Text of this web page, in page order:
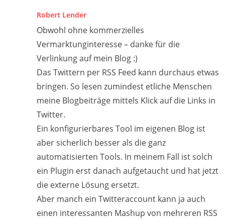
Robert Lender
Obwohl ohne kommerzielles
Vermarktunginteresse – danke für die
Verlinkung auf mein Blog :)
Das Twittern per RSS Feed kann durchaus etwas
bringen. So lesen zumindest etliche Menschen
meine Blogbeiträge mittels Klick auf die Links in
Twitter.
Ein konfigurierbares Tool im eigenen Blog ist
aber sicherlich besser als die ganz
automatisierten Tools. In meinem Fall ist solch
ein Plugin erst danach aufgetaucht und hat jetzt
die externe Lösung ersetzt.
Aber manch ein Twitteraccount kann ja auch
einen interessanten Mashup von mehreren RSS